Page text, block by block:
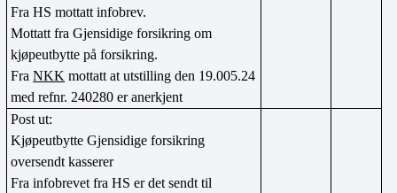
Fra HS mottatt infobrev.
Mottatt fra Gjensidige forsikring om
kjøpeutbytte på forsikring.
Fra NKK mottatt at utstilling den 19.005.24
med refnr. 240280 er anerkjent
Post ut:
Kjøpeutbytte Gjensidige forsikring
oversendt kasserer
Fra infobrevet fra HS er det sendt til